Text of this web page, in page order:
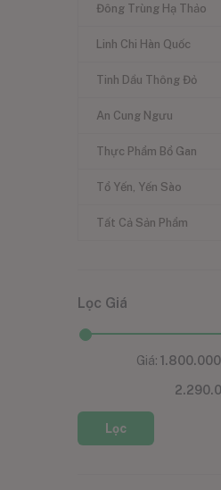
Đông Trùng Hạ Thảo
Linh Chi Hàn Quốc
Tinh Dầu Thông Đỏ
An Cung Ngưu
Thực Phẩm Bổ Gan
Tổ Yến, Yến Sào
Tất Cả Sản Phẩm
Lọc Giá
Lọc
Giá: